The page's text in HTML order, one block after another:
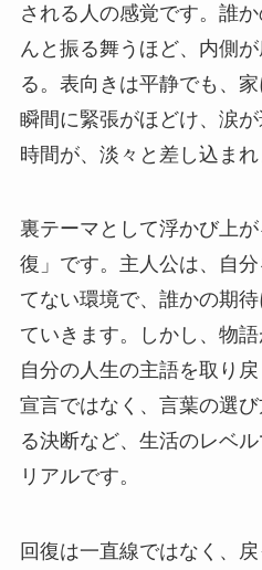
される人の感覚です。誰
んと振る舞うほど、内側
る。表向きは平静でも、
瞬間に緊張がほどけ、涙
時間が、淡々と差し込まれ
裏テーマとして浮かび上
復」です。主人公は、自
てない環境で、誰かの期
ていきます。しかし、物
自分の人生の主語を取り
宣言ではなく、言葉の選
る決断など、生活のレベ
リアルです。
回復は一直線ではなく、